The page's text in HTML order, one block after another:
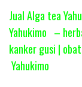
Jual Alga tea
Yahukimo –
kanker gusi |
Yahukimo